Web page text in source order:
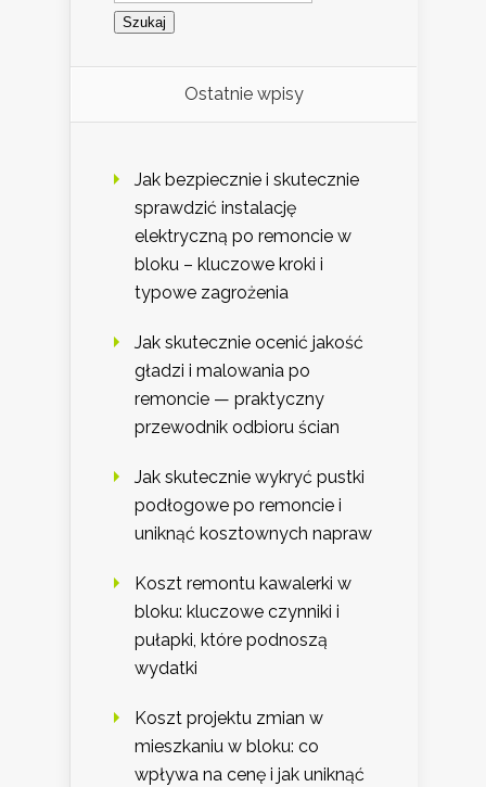
Ostatnie wpisy
Jak bezpiecznie i skutecznie
sprawdzić instalację
elektryczną po remoncie w
bloku – kluczowe kroki i
typowe zagrożenia
Jak skutecznie ocenić jakość
gładzi i malowania po
remoncie — praktyczny
przewodnik odbioru ścian
Jak skutecznie wykryć pustki
podłogowe po remoncie i
uniknąć kosztownych napraw
Koszt remontu kawalerki w
bloku: kluczowe czynniki i
pułapki, które podnoszą
wydatki
Koszt projektu zmian w
mieszkaniu w bloku: co
wpływa na cenę i jak uniknąć